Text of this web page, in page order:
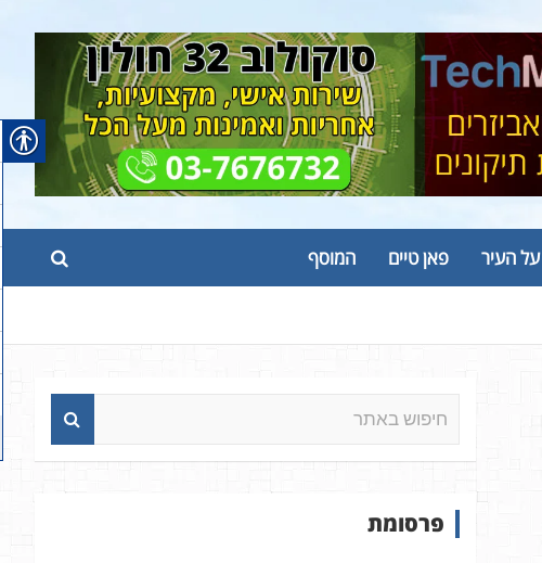
העיר פאן טיים המוסף
פ
ש
פרסומת